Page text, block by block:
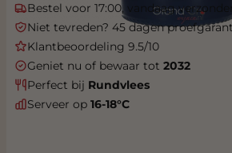
Bestel voor 17:00, vandaag
Niet tevreden? 45 dagen
Klantbeoordeling 9.5/10
Geniet nu of bewaar tot 2032
Perfect bij Rundvlees
Serveer op 16-18°C